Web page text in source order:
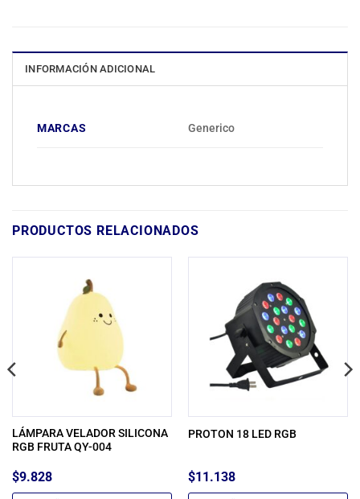
INFORMACIÓN ADICIONAL
MARCAS Generico
PRODUCTOS RELACIONADOS
LÁMPARA VELADOR SILICONA
RGB FRUTA QY-004
$9.828
PROTON 18 LED RGB
$11.138